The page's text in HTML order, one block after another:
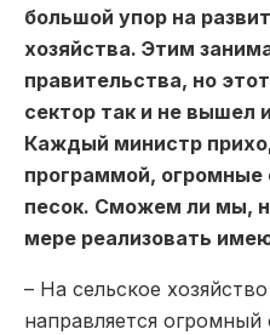
большой упор на
хозяйства. Этим
правительства, но
сектор так и не вышел
Каждый министр
программой, огромные
песок. Сможем ли мы,
мере реализовать
– На сельское
направляется